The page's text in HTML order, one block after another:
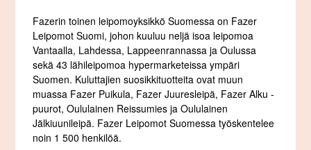
Fazerin toinen leipomoyksikkö Suomessa on Fazer
Leipomot Suomi, johon kuuluu neljä isoa leipomoa
Vantaalla, Lahdessa, Lappeenrannassa ja Oulussa
sekä 43 lähileipomoa hypermarketeissa ympäri
Suomen. Kuluttajien suosikkituotteita ovat muun
muassa Fazer Puikula, Fazer Juuresleipä, Fazer Alku -
puurot, Oululainen Reissumies ja Oululainen
Jälkiuunileipä. Fazer Leipomot Suomessa työskentelee
noin 1 500 henkilöä.